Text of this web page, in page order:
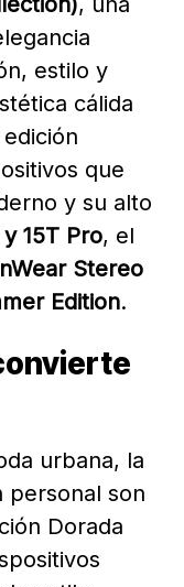
estilo y
cálida
que
y su alto
15T Pro, el
Stereo
Edition.
urbana, la
personal son
Dorada